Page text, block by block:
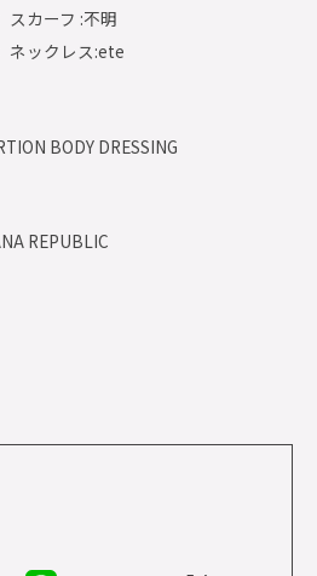
スカーフ :不明
ネックレス:ete
BODY DRESSING
REPUBLIC